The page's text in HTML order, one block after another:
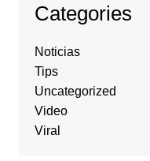
Categories
Noticias
Tips
Uncategorized
Video
Viral